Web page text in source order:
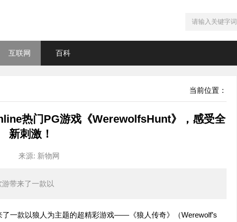
互联网 百科
当前位置：
热门PG游戏《WerewolfsHunt》，感受全
新刺激！
来源: 新物网
带来了一款以
一款以狼人为主题的超精彩游戏——《狼人传奇》（Werewolf’s